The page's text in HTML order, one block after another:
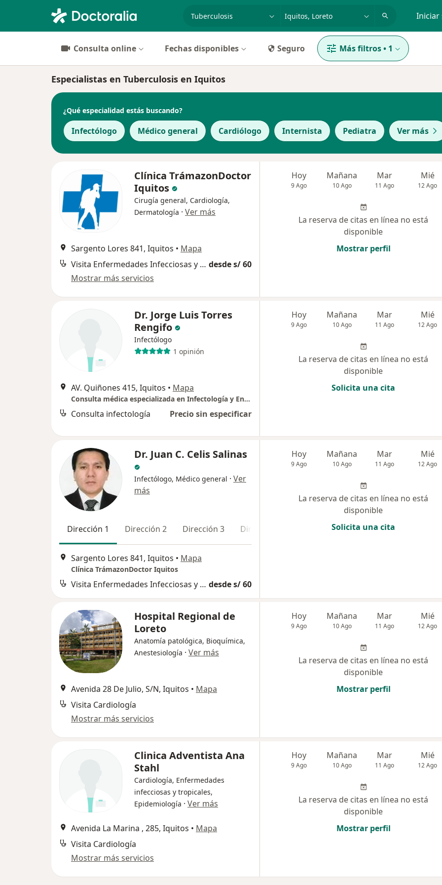
Iniciar
Consulta online Fechas disponibles Seguro Más filtros• 1
Especialistas en Tuberculosis en Iquitos
¿Qué especialidad estás buscando?
Infectólogo Médico general Cardiólogo Internista Pediatra Ver más
Clínica TrámazonDoctor
Iquitos
Cirugía general, Cardiología,
Dermatología · Ver más
Sargento Lores 841, Iquitos • Mapa
Visita Enfermedades Infecciosas y Tropicales desde s/ 60
Mostrar más servicios
Hoy
9 Ago
Mañana
10 Ago
Mar
11 Ago
Mié
12 Ago
La reserva de citas en línea no está
disponible
Mostrar perfil
Dr. Jorge Luis Torres
Rengifo
Infectólogo
1 opinión
AV. Quiñones 415, Iquitos • Mapa
Consulta médica especializada en Infectología y Enfermedades Tropicales
Consulta infectología Precio sin especificar
Hoy
9 Ago
Mañana
10 Ago
Mar
11 Ago
Mié
12 Ago
La reserva de citas en línea no está
disponible
Solicita una cita
Dr. Juan C. Celis Salinas
Infectólogo, Médico general · Ver
más
Dirección 1 Dirección 2 Dirección 3 Dirección 4
Sargento Lores 841, Iquitos • Mapa
Clínica TrámazonDoctor Iquitos
Visita Enfermedades Infecciosas y Tropicales desde s/ 60
Hoy
9 Ago
Mañana
10 Ago
Mar
11 Ago
Mié
12 Ago
La reserva de citas en línea no está
disponible
Solicita una cita
Hospital Regional de
Loreto
Anatomía patológica, Bioquímica,
Anestesiología · Ver más
Avenida 28 De Julio, S/N, Iquitos • Mapa
Visita Cardiología
Mostrar más servicios
Hoy
9 Ago
Mañana
10 Ago
Mar
11 Ago
Mié
12 Ago
La reserva de citas en línea no está
disponible
Mostrar perfil
Clinica Adventista Ana
Stahl
Cardiología, Enfermedades
infecciosas y tropicales,
Epidemiología · Ver más
Avenida La Marina , 285, Iquitos • Mapa
Visita Cardiología
Mostrar más servicios
Hoy
9 Ago
Mañana
10 Ago
Mar
11 Ago
Mié
12 Ago
La reserva de citas en línea no está
disponible
Mostrar perfil